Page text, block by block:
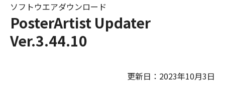
PosterArtist Updater
Ver.3.44.10
ソフトウエアダウンロード
更新日：2023年10月3日